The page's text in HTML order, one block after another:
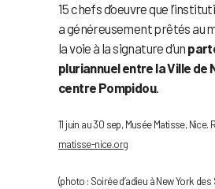
15 chefs d’oeuvre que
a généreusement prêtés au
la voie à la signature d’un
pluriannuel entre la Ville de
centre Pompidou.
11 juin au 30 sep, Musée Matisse, Nice.
matisse-nice.org
(photo : Soirée d’adieu à New York